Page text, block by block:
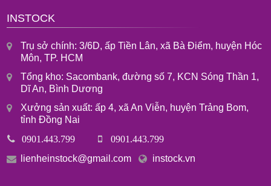
INSTOCK
Trụ sở chính: 3/6D, ấp Tiền Lân, xã Bà Điểm, huyện Hóc
Môn, TP. HCM
Tổng kho: Sacombank, đường số 7, KCN Sóng Thần 1,
Dĩ An, Bình Dương
Xưởng sản xuất: ấp 4, xã An Viễn, huyện Trảng Bom,
tỉnh Đồng Nai
0901.443.799 0901.443.799
lienheinstock@gmail.com instock.vn